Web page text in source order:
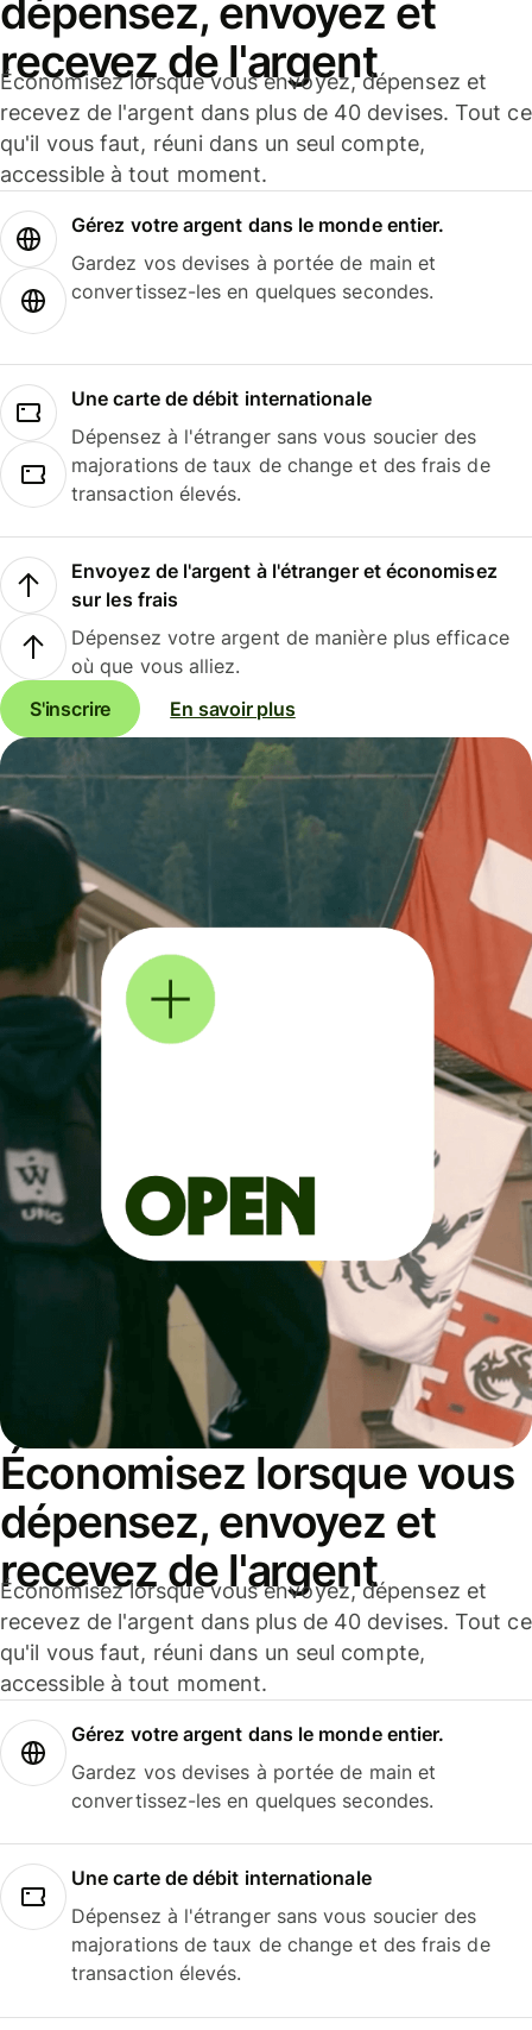
dépensez, envoyez et
recevez de l'argent
Économisez lorsque vous envoyez, dépensez et
recevez de l'argent dans plus de 40 devises. Tout ce
qu'il vous faut, réuni dans un seul compte,
accessible à tout moment.
Gérez votre argent dans le monde entier.
Gardez vos devises à portée de main et
convertissez-les en quelques secondes.
Une carte de débit internationale
Dépensez à l'étranger sans vous soucier des
majorations de taux de change et des frais de
transaction élevés.
Envoyez de l'argent à l'étranger et économisez
sur les frais
Dépensez votre argent de manière plus efficace
où que vous alliez.
S'inscrire
En savoir plus
Économisez lorsque vous
dépensez, envoyez et
recevez de l'argent
Économisez lorsque vous envoyez, dépensez et
recevez de l'argent dans plus de 40 devises. Tout ce
qu'il vous faut, réuni dans un seul compte,
accessible à tout moment.
Gérez votre argent dans le monde entier.
Gardez vos devises à portée de main et
convertissez-les en quelques secondes.
Une carte de débit internationale
Dépensez à l'étranger sans vous soucier des
majorations de taux de change et des frais de
transaction élevés.